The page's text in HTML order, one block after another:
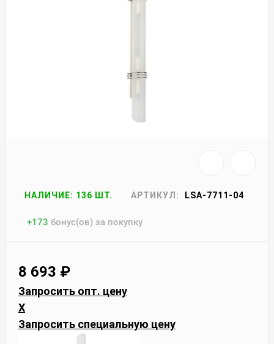
НАЛИЧИЕ: 136 ШТ. АРТИКУЛ: LSA-7711-04
+173 бонус(ов) за покупку
8 693 ₽
Запросить опт. цену
X
Запросить специальную цену